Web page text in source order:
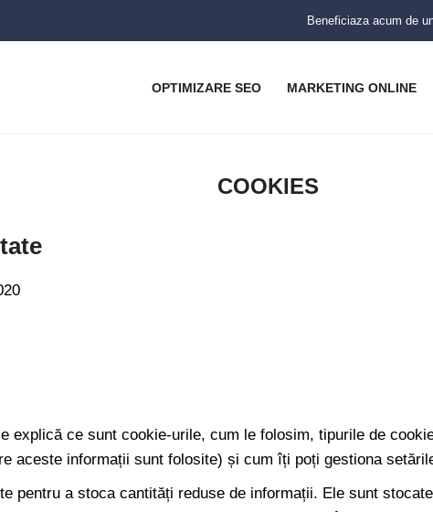
Beneficiaza acum de
OPTIMIZARE SEO MARKETING ONLINE
COOKIES
explică ce sunt cookie-urile, cum le folosim, tipurile de
aceste informații sunt folosite) și cum îți poți gestiona
pentru a stoca cantități reduse de informații. Ele sunt